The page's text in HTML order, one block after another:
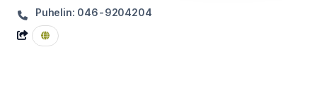
Puhelin: 046-9204204